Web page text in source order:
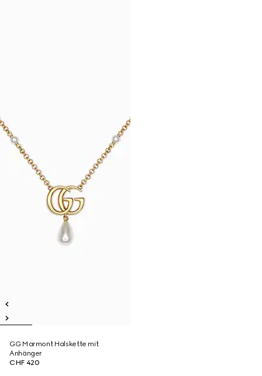
GG Marmont Halskette mit
Anhänger
CHF 420